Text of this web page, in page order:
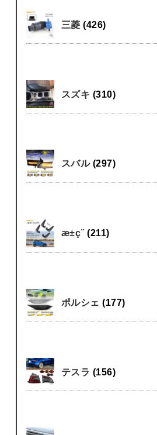
三菱(426)
スズキ (310)
スバル (297)
æ±ç¨(211)
ポルシェ(177)
テスラ (156)